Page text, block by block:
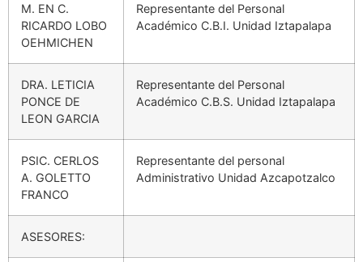
M. EN C.
RICARDO LOBO
OEHMICHEN
Representante del Personal
Académico C.B.I. Unidad Iztapalapa
DRA. LETICIA
PONCE DE
LEON GARCIA
Representante del Personal
Académico C.B.S. Unidad Iztapalapa
PSIC. CERLOS
A. GOLETTO
FRANCO
Representante del personal
Administrativo Unidad Azcapotzalco
ASESORES: